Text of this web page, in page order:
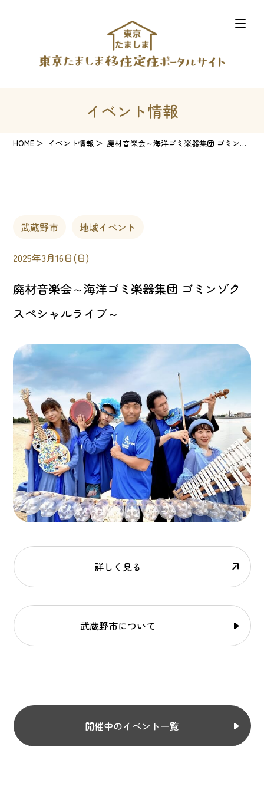
イベント情報
HOME イベント情報 廃材音楽会～海洋ゴミ楽器集団 ゴミンゾクスペシャルライブ～
武蔵野市 地域イベント
2025年3月16日(日)
廃材音楽会～海洋ゴミ楽器集団 ゴミンゾク
スペシャルライブ～
詳しく見る
武蔵野市について
開催中のイベント一覧